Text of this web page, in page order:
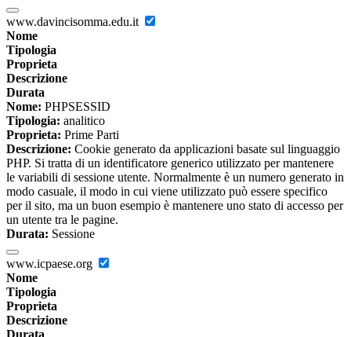
www.davincisomma.edu.it
Nome
Tipologia
Proprieta
Descrizione
Durata
Nome: PHPSESSID
Tipologia: analitico
Proprieta: Prime Parti
Descrizione: Cookie generato da applicazioni basate sul linguaggio
PHP. Si tratta di un identificatore generico utilizzato per mantenere
le variabili di sessione utente. Normalmente è un numero generato in
modo casuale, il modo in cui viene utilizzato può essere specifico
per il sito, ma un buon esempio è mantenere uno stato di accesso per
un utente tra le pagine.
Durata: Sessione
www.icpaese.org
Nome
Tipologia
Proprieta
Descrizione
Durata